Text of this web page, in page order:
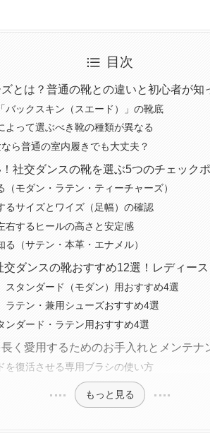
目次
とは？普通の靴との違いと初心者が知
バックスキン（スエード）」の靴底
よって選ぶべき靴の種類が異なる
ら普通の室内履きでも大丈夫？
社交ダンスの靴を選ぶ5つのチェック
（モダン・ラテン・ティーチャーズ）
るサイズとワイズ（足幅）の確認
右するヒールの高さと安定感
る（サテン・本革・エナメル）
交ダンスの靴おすすめ12選！レディー
スタンダード（モダン）用おすすめ4選
ラテン・兼用シューズおすすめ4選
ンダード・ラテン用おすすめ4選
く愛用するためのお手入れとメンテナ
を復活させる専用ブラシの使い方
もっと見る